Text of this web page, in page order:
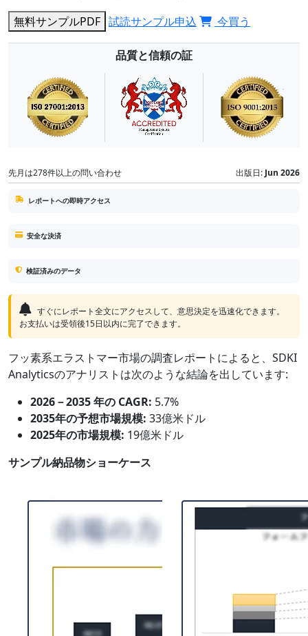
無料サンプルPDF 試読サンプル申込 今買う
品質と信頼の証
先月は278件以上の問い合わせ 出版日: Jun 2026
レポートへの即時アクセス
安全な決済
検証済みのデータ
すぐにレポート全文にアクセスして、意思決定を迅速化できます。
お支払いは受領後15日以内に完了できます。
フッ素系エラストマー市場の調査レポートによると、SDKI
Analyticsのアナリストは次のような結論を出しています:
2026－2035 年の CAGR: 5.7%
2035年の予想市場規模: 33億米ドル
2025年の市場規模: 19億米ドル
サンプル納品物ショーケース